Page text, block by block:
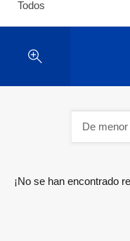
Todos
De
¡No se han encontrado